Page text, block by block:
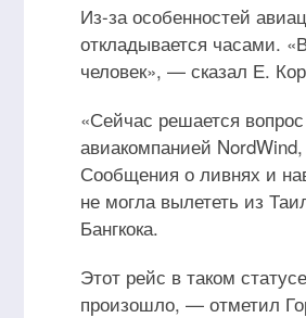
Из-за особенностей
откладывается часами.
человек», — сказал Е.
«Сейчас решается
авиакомпанией
Сообщения о ливнях и
не могла вылететь из
Бангкока.
Этот рейс в таком
произошло, — отметил